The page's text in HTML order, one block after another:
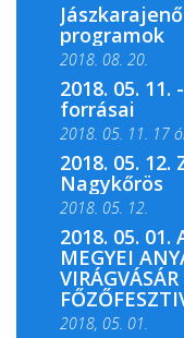
programok
2018. 08. 20.
2018. 05.
forrásai
2018. 05. 11. 17
2018. 05. 11. 19
2018. 05. 12.
Nagykőrös
2018. 05. 12.
2018. 05. 01.
MEGYEI
2018, 05. 01.